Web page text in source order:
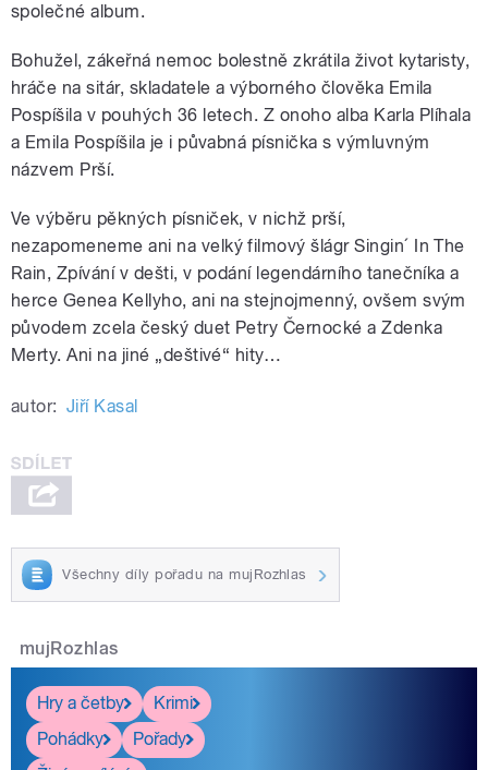
společné album.
Bohužel, zákeřná nemoc bolestně zkrátila život kytaristy,
hráče na sitár, skladatele a výborného člověka Emila
Pospíšila v pouhých 36 letech. Z onoho alba Karla Plíhala
a Emila Pospíšila je i půvabná písnička s výmluvným
názvem Prší.
Ve výběru pěkných písniček, v nichž prší,
nezapomeneme ani na velký filmový šlágr Singin´ In The
Rain, Zpívání v dešti, v podání legendárního tanečníka a
herce Genea Kellyho, ani na stejnojmenný, ovšem svým
původem zcela český duet Petry Černocké a Zdenka
Merty. Ani na jiné „deštivé“ hity…
autor: Jiří Kasal
Všechny díly pořadu na mujRozhlas
mujRozhlas
Hry a četby
Krimi
Pohádky
Pořady